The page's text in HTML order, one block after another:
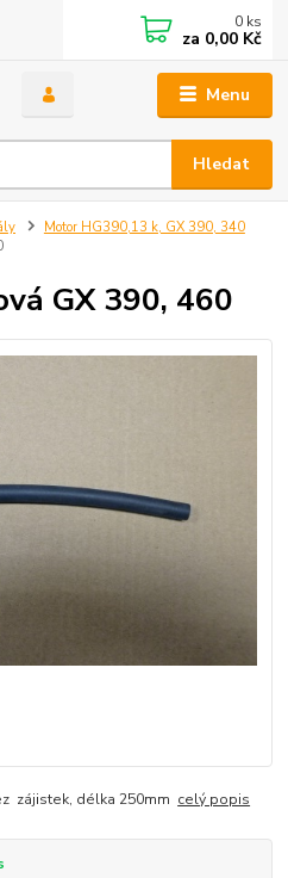
Menu
Hledat
0 ks
za 0,00 Kč
Motor HG390,13 k, GX 390, 340
GX 390, 460
zájistek, délka 250mm celý popis